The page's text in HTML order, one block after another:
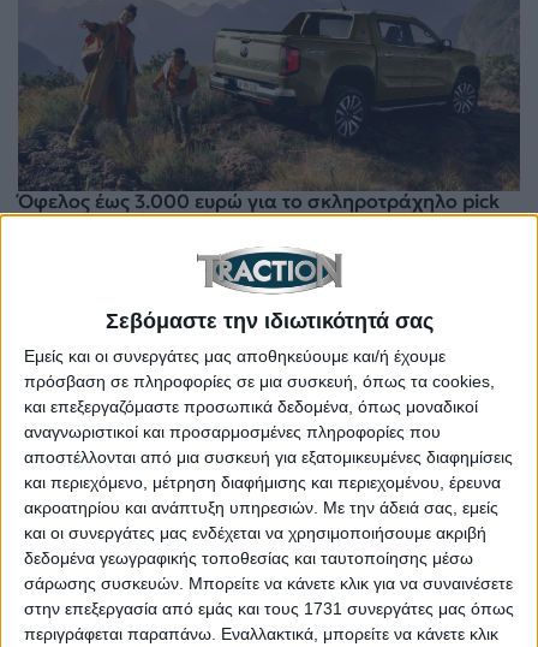
Σεβόμαστε την ιδιωτικότητά σας
Εμείς και οι συνεργάτες μας αποθηκεύουμε και/ή έχουμε
πρόσβαση σε πληροφορίες σε μια συσκευή, όπως τα cookies,
και επεξεργαζόμαστε προσωπικά δεδομένα, όπως μοναδικοί
αναγνωριστικοί και προσαρμοσμένες πληροφορίες που
αποστέλλονται από μια συσκευή για εξατομικευμένες διαφημίσεις
και περιεχόμενο, μέτρηση διαφήμισης και περιεχομένου, έρευνα
ακροατηρίου και ανάπτυξη υπηρεσιών. Με την άδειά σας, εμείς
και οι συνεργάτες μας ενδέχεται να χρησιμοποιήσουμε ακριβή
δεδομένα γεωγραφικής τοποθεσίας και ταυτοποίησης μέσω
σάρωσης συσκευών. Μπορείτε να κάνετε κλικ για να συναινέσετε
στην επεξεργασία από εμάς και τους 1731 συνεργάτες μας όπως
περιγράφεται παραπάνω. Εναλλακτικά, μπορείτε να κάνετε κλικ
Όφελος έως 3.000 ευρώ για το σκληροτράχηλο pick
up – Μέχρι πότε ισχύει
Μοτοσυκλέτες “όνειρο” με όφελος έως 4.000 ευρώ –
Ισχύει μέχρι το τέλος του 2025